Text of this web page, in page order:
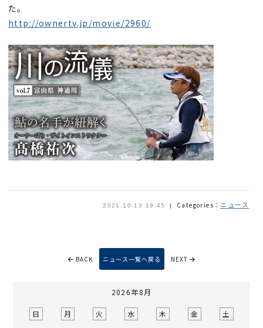
た。
http://ownertv.jp/movie/2960/
2021.10.13 19:45 Categories： ニュース
BACK ニュース一覧へ戻る NEXT
2026年8月
日 月 火 水 木 金 土